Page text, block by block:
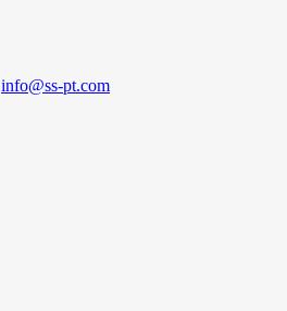
info@ss-pt.com